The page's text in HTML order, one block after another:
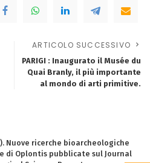
ARTICOLO SUCCESSIVO
PARIGI : Inaugurato il Musée du
Quai Branly, il più importante
al mondo di arti primitive.
Nuove ricerche bioarcheologiche
di Oplontis pubblicate sul Journal